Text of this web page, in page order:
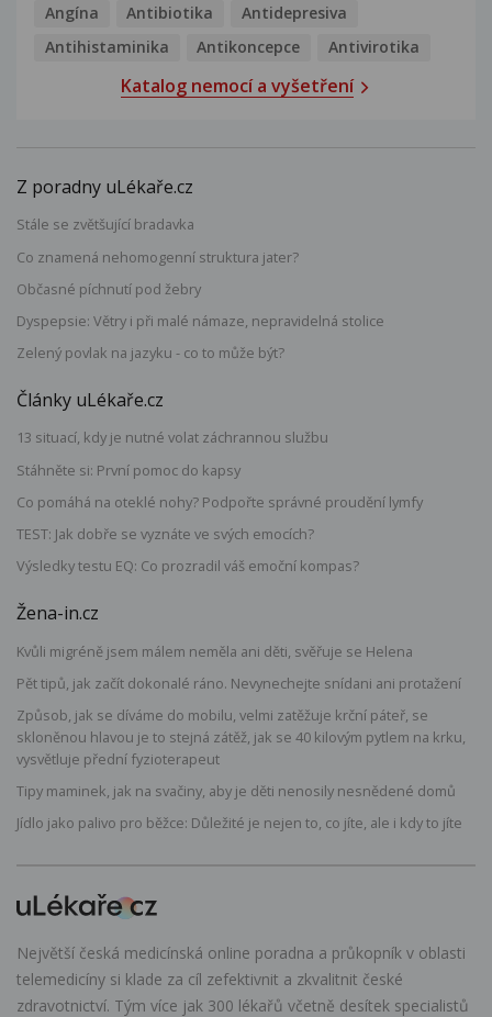
Angína
Antibiotika
Antidepresiva
Antihistaminika
Antikoncepce Antivirotika
Katalog nemocí a vyšetření
Z poradny uLékaře.cz
Stále se zvětšující bradavka
Co znamená nehomogenní struktura jater?
Občasné píchnutí pod žebry
Dyspepsie: Větry i při malé námaze, nepravidelná stolice
Zelený povlak na jazyku - co to může být?
Články uLékaře.cz
13 situací, kdy je nutné volat záchrannou službu
Stáhněte si: První pomoc do kapsy
Co pomáhá na oteklé nohy? Podpořte správné proudění lymfy
TEST: Jak dobře se vyznáte ve svých emocích?
Výsledky testu EQ: Co prozradil váš emoční kompas?
Žena-in.cz
Kvůli migréně jsem málem neměla ani děti, svěřuje se Helena
Pět tipů, jak začít dokonalé ráno. Nevynechejte snídani ani protažení
Způsob, jak se díváme do mobilu, velmi zatěžuje krční páteř, se
skloněnou hlavou je to stejná zátěž, jak se 40 kilovým pytlem na krku,
vysvětluje přední fyzioterapeut
Tipy maminek, jak na svačiny, aby je děti nenosily nesnědené domů
Jídlo jako palivo pro běžce: Důležité je nejen to, co jíte, ale i kdy to jíte
Největší česká medicínská online poradna a průkopník v oblasti
telemedicíny si klade za cíl zefektivnit a zkvalitnit české
zdravotnictví. Tým více jak 300 lékařů včetně desítek specialistů